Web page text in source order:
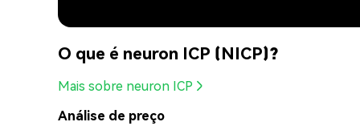
O que é neuron ICP (NICP)?
Mais sobre neuron ICP
Análise de preço